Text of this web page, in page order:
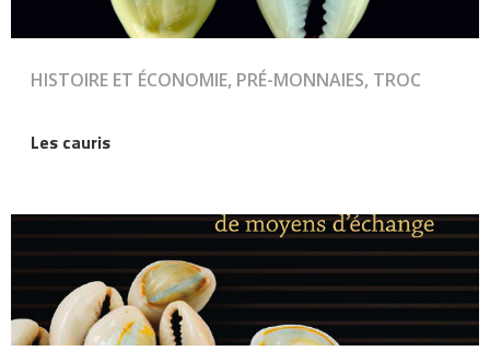
HISTOIRE ET ÉCONOMIE, PRÉ-MONNAIES, TROC
Les cauris